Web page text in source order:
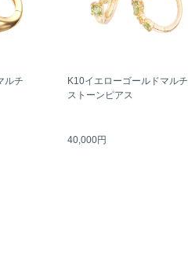
ルチ
K10イエローゴールドマルチ
ストーンピアス
40,000円